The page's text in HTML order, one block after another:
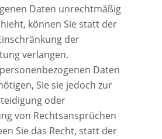
Daten unrechtmäßig
können Sie statt der
der
verlangen.
Daten
Sie sie jedoch zur
oder
von Rechtsansprüchen
Sie das Recht, statt der